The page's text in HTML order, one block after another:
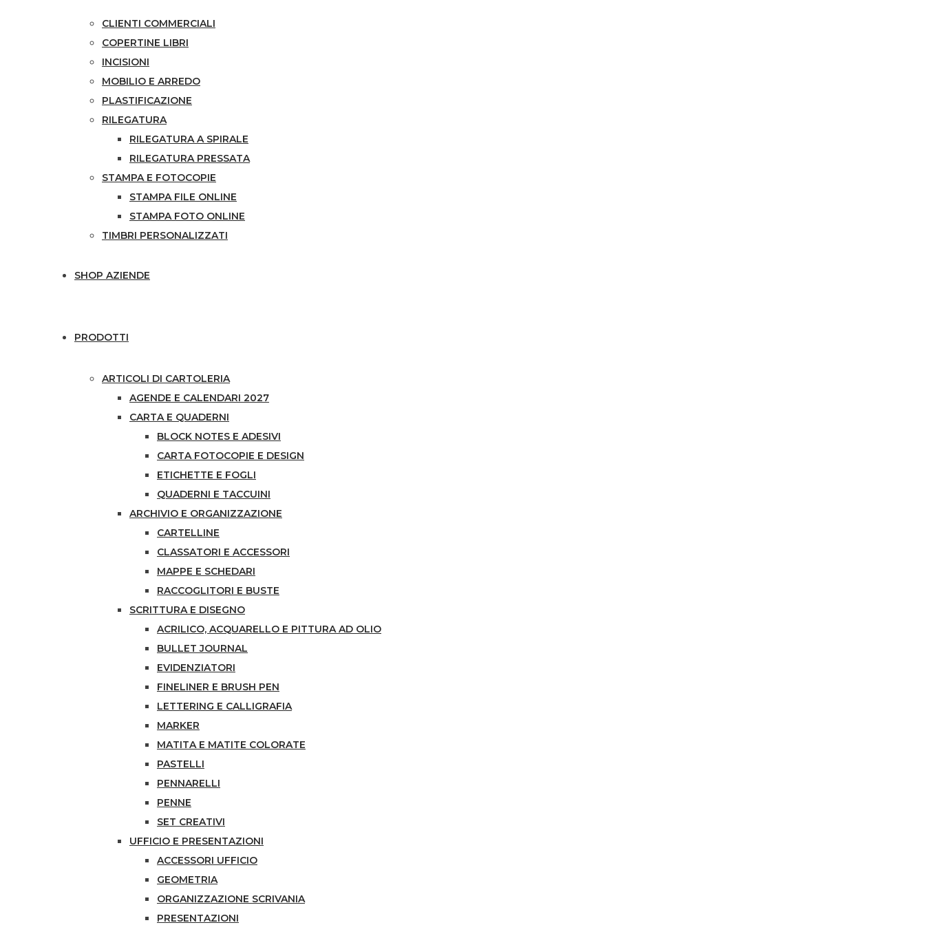
CLIENTI COMMERCIALI
COPERTINE LIBRI
INCISIONI
MOBILIO E ARREDO
PLASTIFICAZIONE
RILEGATURA
RILEGATURA A SPIRALE
RILEGATURA PRESSATA
STAMPA E FOTOCOPIE
STAMPA FILE ONLINE
STAMPA FOTO ONLINE
TIMBRI PERSONALIZZATI
SHOP AZIENDE
PRODOTTI
ARTICOLI DI CARTOLERIA
AGENDE E CALENDARI 2027
CARTA E QUADERNI
BLOCK NOTES E ADESIVI
CARTA FOTOCOPIE E DESIGN
ETICHETTE E FOGLI
QUADERNI E TACCUINI
ARCHIVIO E ORGANIZZAZIONE
CARTELLINE
CLASSATORI E ACCESSORI
MAPPE E SCHEDARI
RACCOGLITORI E BUSTE
SCRITTURA E DISEGNO
ACRILICO, ACQUARELLO E PITTURA AD OLIO
BULLET JOURNAL
EVIDENZIATORI
FINELINER E BRUSH PEN
LETTERING E CALLIGRAFIA
MARKER
MATITA E MATITE COLORATE
PASTELLI
PENNARELLI
PENNE
SET CREATIVI
UFFICIO E PRESENTAZIONI
ACCESSORI UFFICIO
GEOMETRIA
ORGANIZZAZIONE SCRIVANIA
PRESENTAZIONI